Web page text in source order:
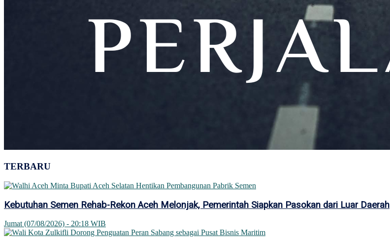
TERBARU
Kebutuhan Semen Rehab-Rekon Aceh Melonjak, Pemerintah Siapkan Pasokan dari Luar Daerah
Jumat (07/08/2026) - 20:18 WIB